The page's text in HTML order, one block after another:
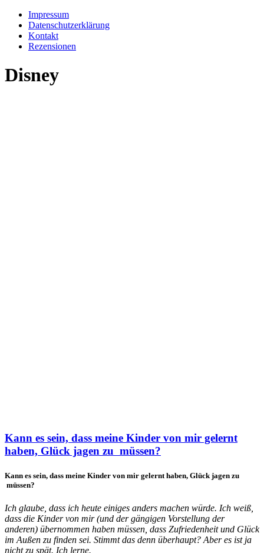
Impressum
Datenschutzerklärung
Kontakt
Rezensionen
Disney
Kann es sein, dass meine Kinder von mir gelernt
haben, Glück jagen zu müssen?
Kann es sein, dass meine Kinder von mir gelernt haben, Glück jagen zu
müssen?
Ich glaube, dass ich heute einiges anders machen würde. Ich weiß,
dass die Kinder von mir (und der gängigen Vorstellung der
anderen) übernommen haben müssen, dass Zufriedenheit und Glück
im Außen zu finden sei. Stimmt das denn überhaupt? Aber es ist ja
nicht zu spät. Ich lerne.